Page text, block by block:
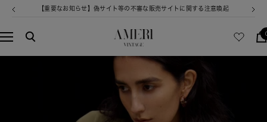
ン
へ
戻
【重要なお知らせ】偽サイト等の不審な販売サイトに関する注意喚起
次
ナ
ゲ
AMERI
VINTAGE